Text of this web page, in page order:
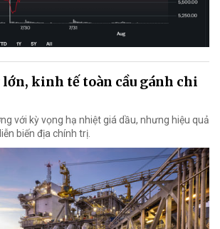
kinh tế toàn cầu gánh chi
với kỳ vọng hạ nhiệt giá dầu, nhưng hiệu quả
biến địa chính trị.